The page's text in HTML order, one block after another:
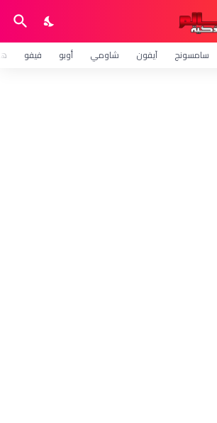
سامسونج آيفون شاومي أوبو فيفو